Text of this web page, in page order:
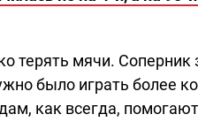
терять мячи.
было играть более
как всегда,